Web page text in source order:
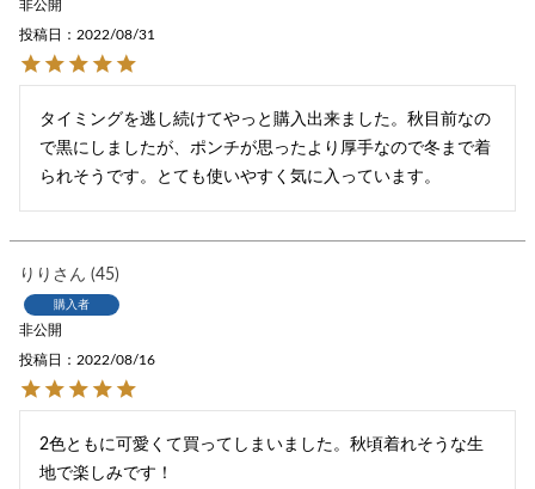
非公開
投稿日 2022/08/31
タイミングを逃し続けてやっと購入出来ました。秋目前なの
で黒にしましたが、ポンチが思ったより厚手なので冬まで着
られそうです。とても使いやすく気に入っています。
りり 45
購入者
非公開
投稿日 2022/08/16
2色ともに可愛くて買ってしまいました。秋頃着れそうな生
地で楽しみです！